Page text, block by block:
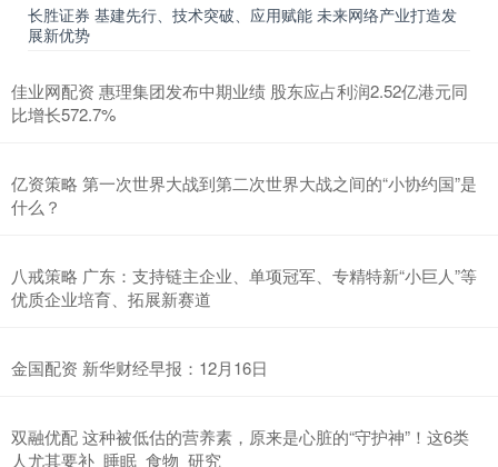
长胜证券 基建先行、技术突破、应用赋能 未来网络产业打造发
展新优势
佳业网配资 惠理集团发布中期业绩 股东应占利润2.52亿港元同
比增长572.7%
亿资策略 第一次世界大战到第二次世界大战之间的“小协约国”是
什么？
八戒策略 广东：支持链主企业、单项冠军、专精特新“小巨人”等
优质企业培育、拓展新赛道
金国配资 新华财经早报：12月16日
双融优配 这种被低估的营养素，原来是心脏的“守护神”！这6类
人尤其要补_睡眠_食物_研究